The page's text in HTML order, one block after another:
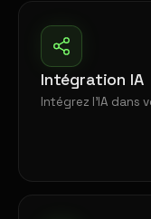
Intégration IA
Intégrez l'IA dans